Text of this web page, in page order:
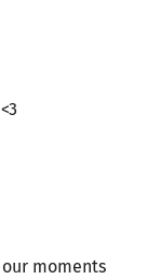
moments